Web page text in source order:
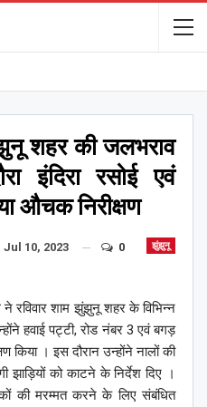
शहर की जलभराव
इंदिरा रसोई एवं
औचक निरीक्षण
झुंझुनू
Jul 10, 2023 0
शाम झुंझुनू शहर के विभिन्न
हवाई पट्टी, रोड नंबर 3 एवं बगड़
किया । इस दौरान उन्होंने नालों की
को काटने के निर्देश दिए ।
की मरम्मत करने के लिए संबंधित